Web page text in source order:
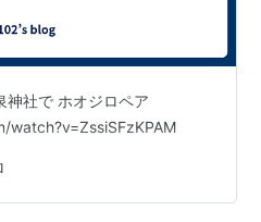
神社で ホオジロペア